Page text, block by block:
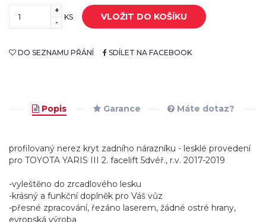
+
-
KS VLOŽIT DO KOŠÍKU
DO SEZNAMU PŘÁNÍ SDÍLET NA FACEBOOK
Popis Garance Máte dotaz?
profilovaný nerez kryt zadního nárazníku - lesklé provedení
pro TOYOTA YARIS III 2. facelift 5dvéř., r.v. 2017-2019
-vyleštěno do zrcadlového lesku
-krásný a funkční doplněk pro Váš vůz
-přesné zpracování, řezáno laserem, žádné ostré hrany,
evropská výroba